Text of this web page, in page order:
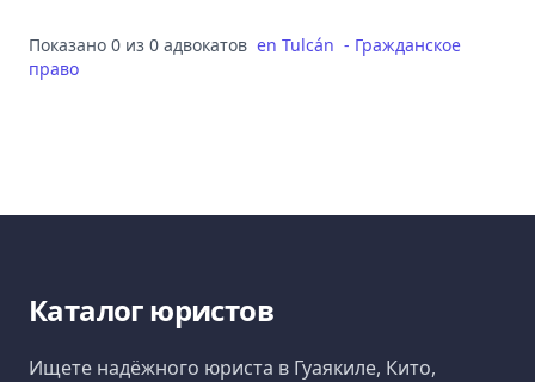
Показано 0 из 0 адвокатов en Tulcán - Гражданское
право
Каталог юристов
Ищете надёжного юриста в Гуаякиле, Кито,